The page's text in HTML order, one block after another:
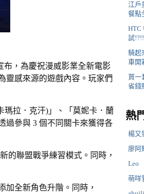
布，為慶祝漫威影業全新電影
靈感來源的遊戲內容。玩家們
瑪拉．克汗)」、「莫妮卡．蘭
過參與 3 個不同關卡來獲得各
的聯盟戰爭練習模式。同時，
加全新角色升階。同時，
江戶
餐點
HTC
試
騎起
車開
買一
省錢
熱
楊又
廖阿
Leo
萌咩